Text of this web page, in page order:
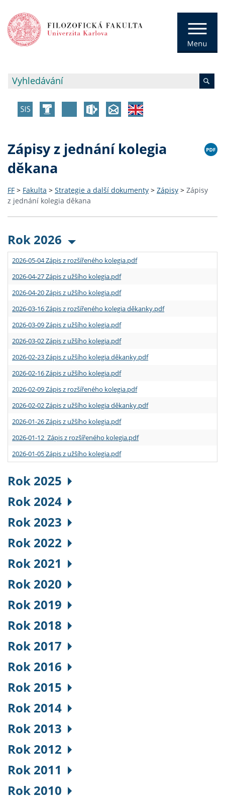
Zápisy z jednání kolegia
děkana
FF > Fakulta > Strategie a další dokumenty > Zápisy > Zápisy
z jednání kolegia děkana
Rok 2026
2026-05-04 Zápis z rozšířeného kolegia.pdf
2026-04-27 Zápis z užšího kolegia.pdf
2026-04-20 Zápis z užšího kolegia.pdf
2026-03-16 Zápis z rozšířeného kolegia děkanky.pdf
2026-03-09 Zápis z užšího kolegia.pdf
2026-03-02 Zápis z užšího kolegia.pdf
2026-02-23 Zápis z užšího kolegia děkanky.pdf
2026-02-16 Zápis z užšího kolegia.pdf
2026-02-09 Zápis z rozšířeného kolegia.pdf
2026-02-02 Zápis z užšího kolegia děkanky.pdf
2026-01-26 Zápis z užšího kolegia.pdf
2026-01-12 Zápis z rozšířeného kolegia.pdf
2026-01-05 Zápis z užšího kolegia.pdf
Rok 2025
Rok 2024
Rok 2023
Rok 2022
Rok 2021
Rok 2020
Rok 2019
Rok 2018
Rok 2017
Rok 2016
Rok 2015
Rok 2014
Rok 2013
Rok 2012
Rok 2011
Rok 2010